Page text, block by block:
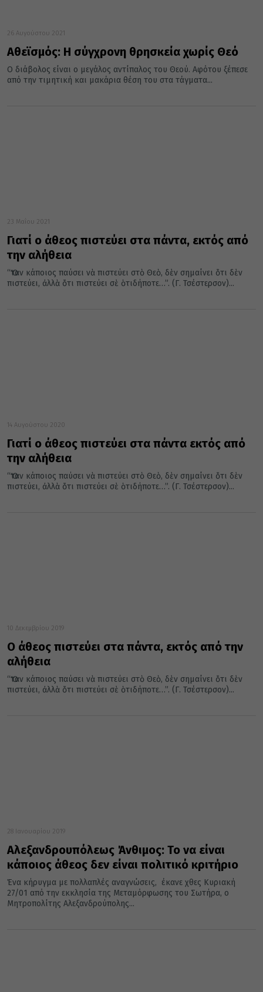
26 Αυγούστου 2021
Αθεϊσμός: Η σύγχρονη θρησκεία χωρίς Θεό
Ο διάβολος είναι ο μεγάλος αντίπαλος του Θεού. Αφότου ξέπεσε
από την τιμητική και μακάρια θέση του στα τάγματα...
23 Μαΐου 2021
Γιατί ο άθεος πιστεύει στα πάντα, εκτός από
την αλήθεια
“Ὅταν κάποιος παύσει νὰ πιστεύει στὸ Θεὸ, δὲν σημαίνει ὅτι δὲν
πιστεύει, ἀλλὰ ὅτι πιστεύει σὲ ὁτιδήποτε…”. (Γ. Τσέστερσον)...
14 Αυγούστου 2020
Γιατί ο άθεος πιστεύει στα πάντα εκτός από
την αλήθεια
“Ὅταν κάποιος παύσει νὰ πιστεύει στὸ Θεὸ, δὲν σημαίνει ὅτι δὲν
πιστεύει, ἀλλὰ ὅτι πιστεύει σὲ ὁτιδήποτε…”. (Γ. Τσέστερσον)...
10 Δεκεμβρίου 2019
Ο άθεος πιστεύει στα πάντα, εκτός από την
αλήθεια
“Ὅταν κάποιος παύσει νὰ πιστεύει στὸ Θεὸ, δὲν σημαίνει ὅτι δὲν
πιστεύει, ἀλλὰ ὅτι πιστεύει σὲ ὁτιδήποτε…”. (Γ. Τσέστερσον)...
28 Ιανουαρίου 2019
Αλεξανδρουπόλεως Άνθιμος: Το να είναι
κάποιος άθεος δεν είναι πολιτικό κριτήριο
Ένα κήρυγμα με πολλαπλές αναγνώσεις, έκανε χθες Κυριακή
27/01 από την εκκλησία της Μεταμόρφωσης του Σωτήρα, ο
Μητροπολίτης Αλεξανδρούπολης...